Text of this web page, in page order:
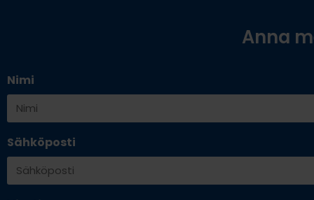
Anna
Nimi
Sähköposti